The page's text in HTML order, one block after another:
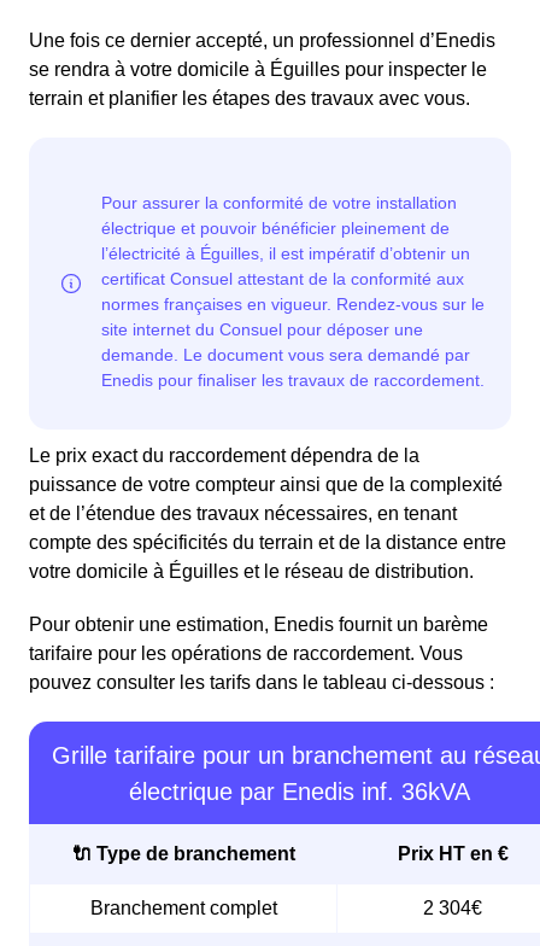
Une fois ce dernier accepté, un professionnel d’Enedis
se rendra à votre domicile à Éguilles pour inspecter le
terrain et planifier les étapes des travaux avec vous.
Le prix exact du raccordement dépendra de la
puissance de votre compteur ainsi que de la complexité
et de l’étendue des travaux nécessaires, en tenant
compte des spécificités du terrain et de la distance entre
votre domicile à Éguilles et le réseau de distribution.
Pour obtenir une estimation, Enedis fournit un barème
tarifaire pour les opérations de raccordement. Vous
pouvez consulter les tarifs dans le tableau ci-dessous :
Grille tarifaire pour un branchement au
électrique par Enedis inf. 36kVA
🔌 Type de branchement Prix HT en €
Branchement complet 2 304€